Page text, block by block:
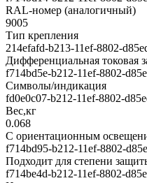
RAL-номер (аналогичный)
9005
Тип крепления
214efafd-b213-11ef-8802-
Дифференциальная токовая
f714bd5e-b212-11ef-8802-
Символы/индикация
fd0e0c07-b212-11ef-8802-
Вес,кг
0.068
С ориентационным
f714bd95-b212-11ef-8802-
Подходит для степени
f714be4d-b212-11ef-8802-